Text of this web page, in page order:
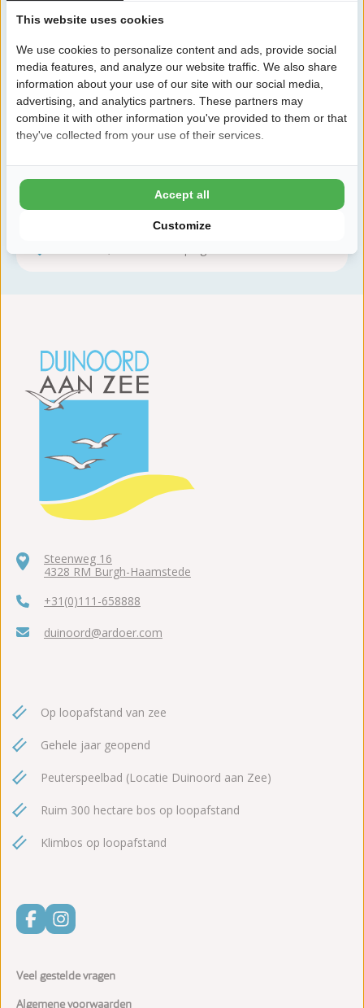
Zeker boeken!
Na het boeken heb je nog 24 uur bedenktijd om
kosteloos te wijzigen of te annuleren.
Daarom boek je bij Duinoord
Kinderen tot 2 jaar gratis
Steenweg 16
4328 RM Burgh-Haamstede
+31(0)111-658888
duinoord@ardoer.com
Op loopafstand van zee
Gehele jaar geopend
Peuterspeelbad (Locatie Duinoord aan Zee)
Ruim 300 hectare bos op loopafstand
Klimbos op loopafstand
Veel gestelde vragen
Algemene voorwaarden
This website uses cookies
We use cookies to personalize content and ads, provide social
media features, and analyze our website traffic. We also share
information about your use of our site with our social media,
advertising, and analytics partners. These partners may
combine it with other information you've provided to them or that
they've collected from your use of their services.
Customize
Accept all